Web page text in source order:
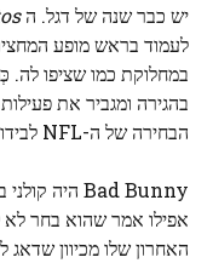
יש כבר שנה של דגל. ה
לעמוד בראש מופע
במחלוקת כמו שציפו לה.
הבחירה של ה-NFL לבידור עוררה את זעמם של סט MAGA.
אפילו אמר שהוא בחר לא